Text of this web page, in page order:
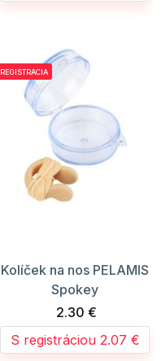
REGISTRÁCIA
Kolíček na nos PELAMIS
Spokey
2.30 €
S registráciou 2.07 €